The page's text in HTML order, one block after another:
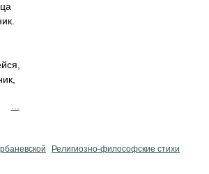
Религиозно-философские стихи